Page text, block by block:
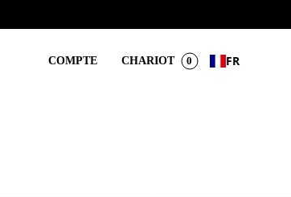
COMPTE CHARIOT 0 FR